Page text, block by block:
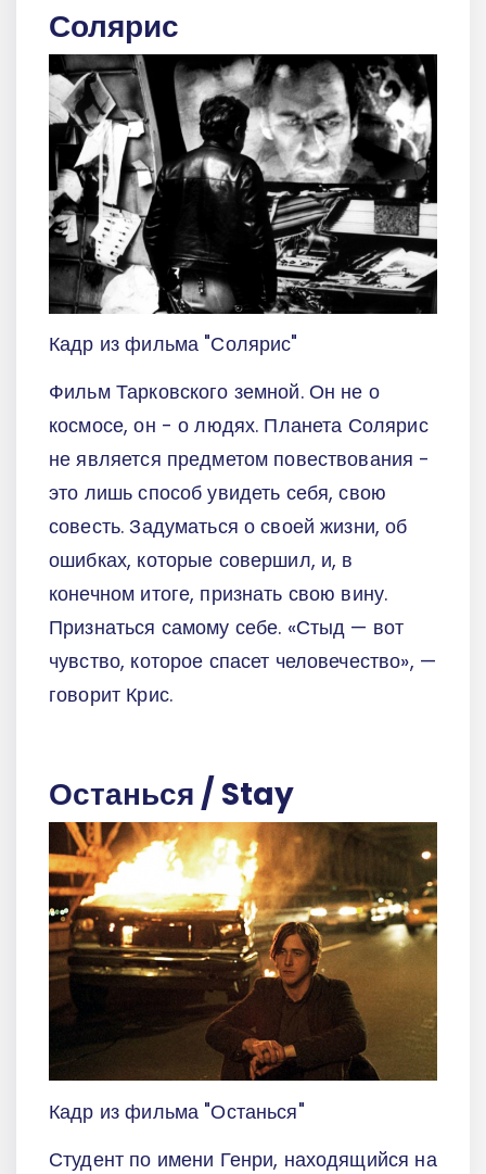
Солярис
Кадр из фильма "Солярис"
Фильм Тарковского земной. Он не о
космосе, он - о людях. Планета Солярис
не является предметом повествования -
это лишь способ увидеть себя, свою
совесть. Задуматься о своей жизни, об
ошибках, которые совершил, и, в
конечном итоге, признать свою вину.
Признаться самому себе. «Стыд — вот
чувство, которое спасет человечество», —
говорит Крис.
Останься / Stay
Кадр из фильма "Останься"
Студент по имени Генри, находящийся на